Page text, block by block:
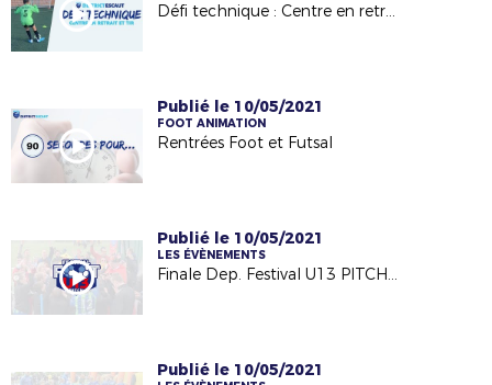
Défi technique : Centre en retrait et tir
Publié le 10/05/2021
FOOT ANIMATION
Rentrées Foot et Futsal
Publié le 10/05/2021
LES ÉVÈNEMENTS
Finale Dep. Festival U13 PITCH 2019
Publié le 10/05/2021